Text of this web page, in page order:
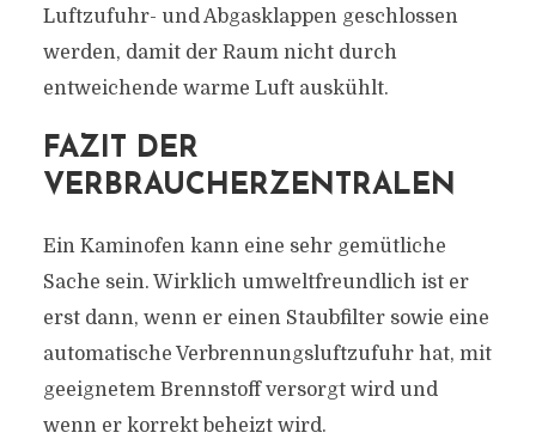
Luftzufuhr- und Abgasklappen geschlossen
werden, damit der Raum nicht durch
entweichende warme Luft auskühlt.
FAZIT DER
VERBRAUCHERZENTRALEN
Ein Kaminofen kann eine sehr gemütliche
Sache sein. Wirklich umweltfreundlich ist er
erst dann, wenn er einen Staubfilter sowie eine
automatische Verbrennungsluftzufuhr hat, mit
geeignetem Brennstoff versorgt wird und
wenn er korrekt beheizt wird.